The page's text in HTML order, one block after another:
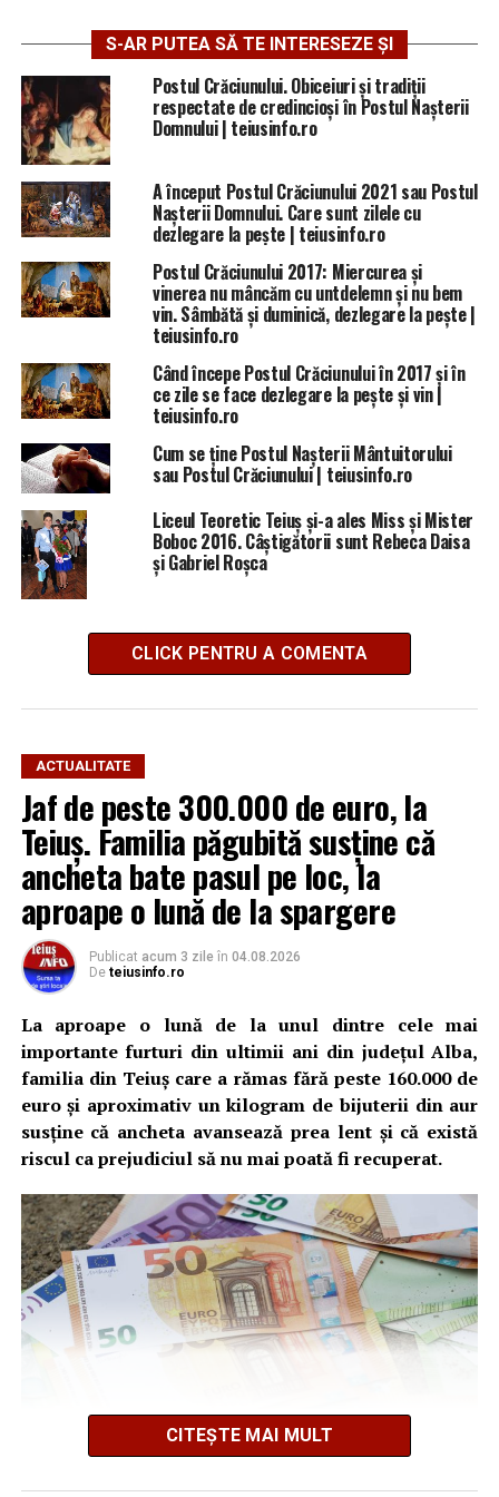
S-AR PUTEA SĂ TE INTERESEZE ȘI
Postul Crăciunului. Obiceiuri și tradiții
respectate de credincioși în Postul Nașterii
Domnului | teiusinfo.ro
A început Postul Crăciunului 2021 sau Postul
Nașterii Domnului. Care sunt zilele cu
dezlegare la pește | teiusinfo.ro
Postul Crăciunului 2017: Miercurea și
vinerea nu mâncăm cu untdelemn și nu bem
vin. Sâmbătă și duminică, dezlegare la pește |
teiusinfo.ro
Când începe Postul Crăciunului în 2017 și în
ce zile se face dezlegare la pește și vin |
teiusinfo.ro
Cum se ține Postul Nașterii Mântuitorului
sau Postul Crăciunului | teiusinfo.ro
Liceul Teoretic Teiuș și-a ales Miss și Mister
Boboc 2016. Câștigătorii sunt Rebeca Daisa
și Gabriel Roşca
CLICK PENTRU A COMENTA
ACTUALITATE
Jaf de peste 300.000 de euro, la
Teiuș. Familia păgubită susține că
ancheta bate pasul pe loc, la
aproape o lună de la spargere
Publicat acum 3 zile în 04.08.2026
De teiusinfo.ro
La aproape o lună de la unul dintre cele mai
importante furturi din ultimii ani din județul Alba,
familia din Teiuș care a rămas fără peste 160.000 de
euro și aproximativ un kilogram de bijuterii din aur
susține că ancheta avansează prea lent și că există
riscul ca prejudiciul să nu mai poată fi recuperat.
CITEȘTE MAI MULT